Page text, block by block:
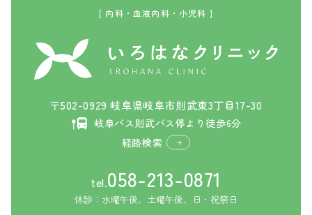
[ 内科・血液内科・小児科 ]
〒502-0929 岐阜県岐阜市則武東3丁目17-30
岐阜バス則武バス停より徒歩6分
経路検索
tel.058-213-0871
休診：水曜午後、土曜午後、日・祝祭日